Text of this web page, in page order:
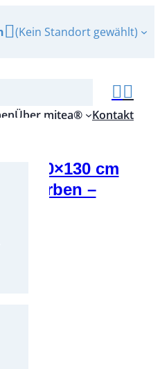
(Kein Standort gewählt)
Über mitea® Kontakt
180×130 cm
Farben –